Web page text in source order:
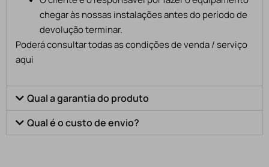
chegar às nossas instalações antes do período de
devolução terminar.
Poderá consultar todas as condições de venda / serviço
aqui
Qual a garantia do produto
Qual é o custo de envio?